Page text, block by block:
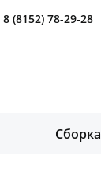
8 (8152) 78-29-28
Сборка